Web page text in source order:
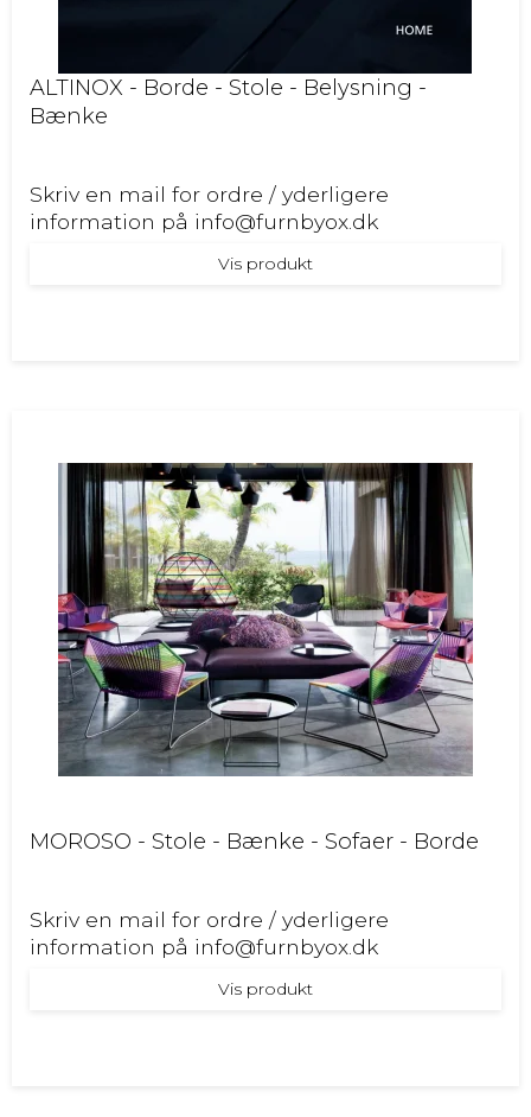
ALTINOX - Borde - Stole - Belysning -
Bænke
Skriv en mail for ordre / yderligere
information på info@furnbyox.dk
Vis produkt
MOROSO - Stole - Bænke - Sofaer - Borde
Skriv en mail for ordre / yderligere
information på info@furnbyox.dk
Vis produkt